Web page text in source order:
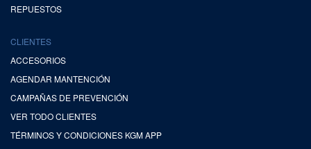
REPUESTOS
CLIENTES
ACCESORIOS
AGENDAR MANTENCIÓN
CAMPAÑAS DE PREVENCIÓN
VER TODO CLIENTES
TÉRMINOS Y CONDICIONES KGM APP